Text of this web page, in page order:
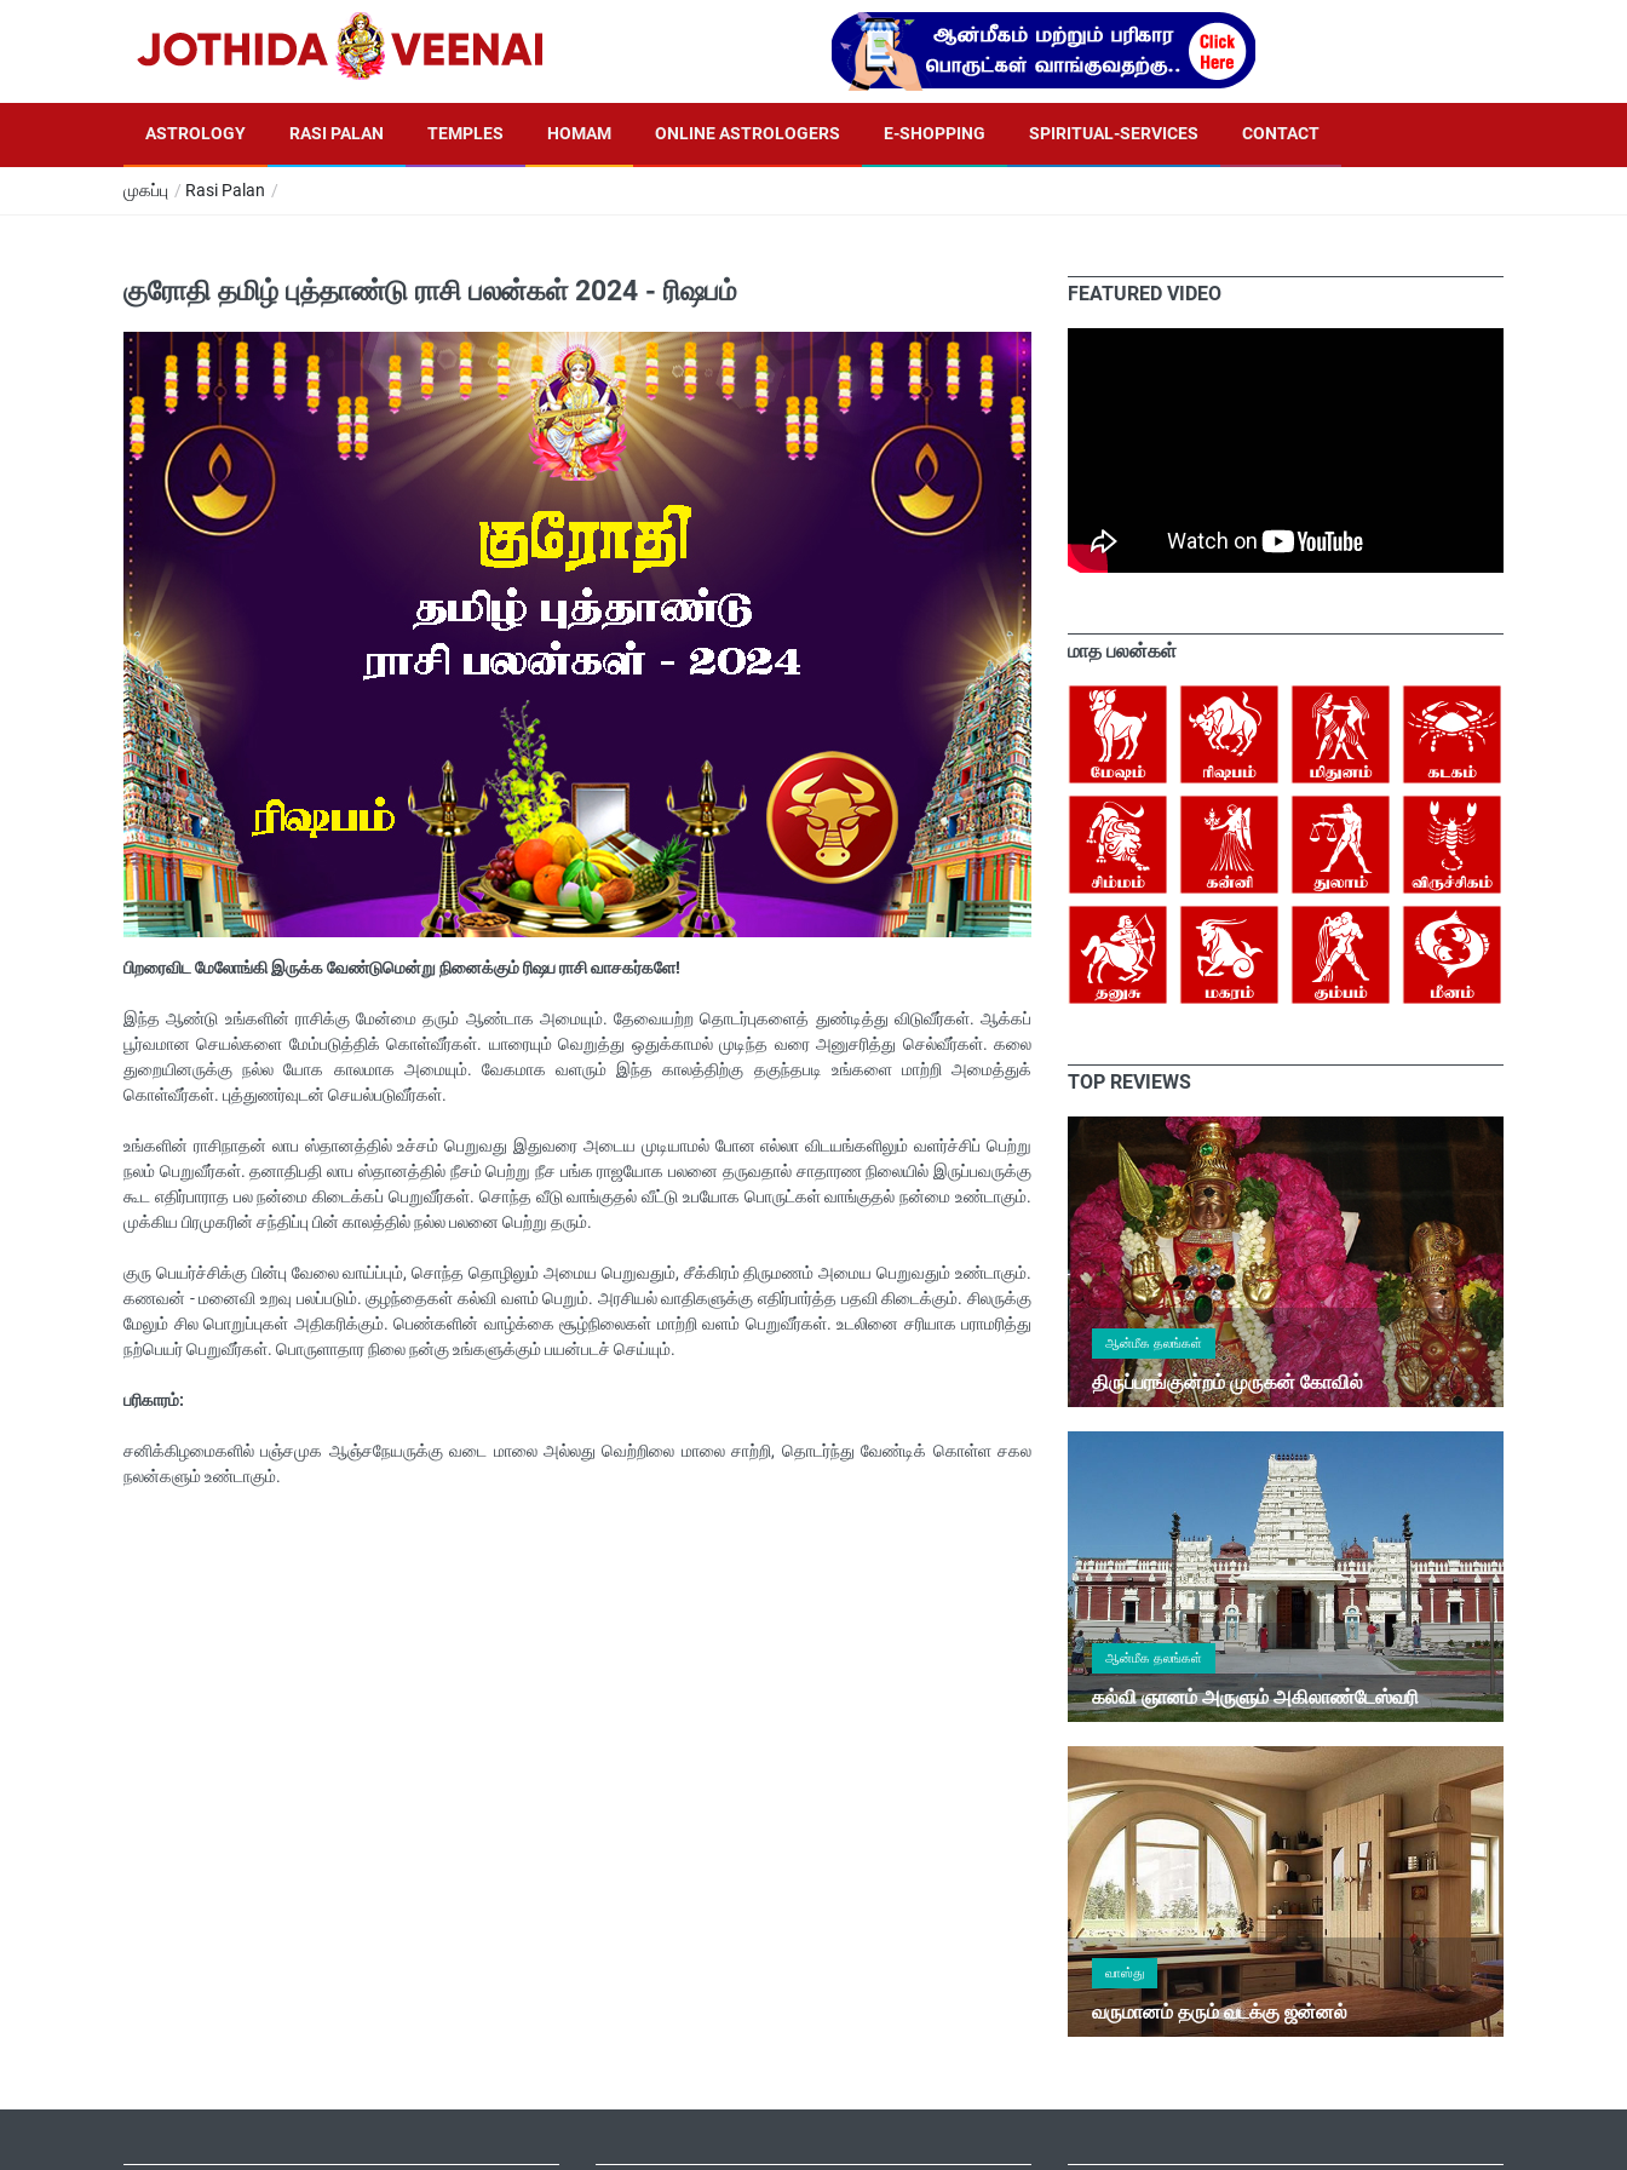
ASTROLOGY RASI PALAN TEMPLES HOMAM ONLINE ASTROLOGERS E-SHOPPING SPIRITUAL-SERVICES CONTACT
முகப்பு / Rasi Palan /
குரோதி தமிழ் புத்தாண்டு ராசி பலன்கள் 2024 - ரிஷபம்
பிறரைவிட மேலோங்கி இருக்க வேண்டுமென்று நினைக்கும் ரிஷப ராசி வாசகர்களே!
இந்த ஆண்டு உங்களின் ராசிக்கு மேன்மை தரும் ஆண்டாக அமையும். தேவையற்ற தொடர்புகளைத் துண்டித்து விடுவீர்கள். ஆக்கப்
பூர்வமான செயல்களை மேம்படுத்திக் கொள்வீர்கள். யாரையும் வெறுத்து ஒதுக்காமல் முடிந்த வரை அனுசரித்து செல்வீர்கள். கலை
துறையினருக்கு நல்ல யோக காலமாக அமையும். வேகமாக வளரும் இந்த காலத்திற்கு தகுந்தபடி உங்களை மாற்றி அமைத்துக்
கொள்வீர்கள். புத்துணர்வுடன் செயல்படுவீர்கள்.
உங்களின் ராசிநாதன் லாப ஸ்தானத்தில் உச்சம் பெறுவது இதுவரை அடைய முடியாமல் போன எல்லா விடயங்களிலும் வளர்ச்சிப் பெற்று
நலம் பெறுவீர்கள். தனாதிபதி லாப ஸ்தானத்தில் நீசம் பெற்று நீச பங்க ராஜயோக பலனை தருவதால் சாதாரண நிலையில் இருப்பவருக்கு
கூட எதிர்பாராத பல நன்மை கிடைக்கப் பெறுவீர்கள். சொந்த வீடு வாங்குதல் வீட்டு உபயோக பொருட்கள் வாங்குதல் நன்மை உண்டாகும்.
முக்கிய பிரமுகரின் சந்திப்பு பின் காலத்தில் நல்ல பலனை பெற்று தரும்.
குரு பெயர்ச்சிக்கு பின்பு வேலை வாய்ப்பும், சொந்த தொழிலும் அமைய பெறுவதும், சீக்கிரம் திருமணம் அமைய பெறுவதும் உண்டாகும்.
கணவன் - மனைவி உறவு பலப்படும். குழந்தைகள் கல்வி வளம் பெறும். அரசியல் வாதிகளுக்கு எதிர்பார்த்த பதவி கிடைக்கும். சிலருக்கு
மேலும் சில பொறுப்புகள் அதிகரிக்கும். பெண்களின் வாழ்க்கை சூழ்நிலைகள் மாற்றி வளம் பெறுவீர்கள். உடலினை சரியாக பராமரித்து
நற்பெயர் பெறுவீர்கள். பொருளாதார நிலை நன்கு உங்களுக்கும் பயன்படச் செய்யும்.
பரிகாரம்:
சனிக்கிழமைகளில் பஞ்சமுக ஆஞ்சநேயருக்கு வடை மாலை அல்லது வெற்றிலை மாலை சாற்றி, தொடர்ந்து வேண்டிக் கொள்ள சகல
நலன்களும் உண்டாகும்.
FEATURED VIDEO
மாத பலன்கள்
TOP REVIEWS
ஆன்மீக தலங்கள்
திருப்பரங்குன்றம் முருகன் கோவில்
ஆன்மீக தலங்கள்
கல்வி ஞானம் அருளும் அகிலாண்டேஸ்வரி
வாஸ்து
வருமானம் தரும் வடக்கு ஜன்னல்